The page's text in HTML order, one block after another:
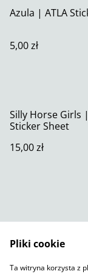
Azula | ATLA
5,00 zł
Silly Horse Girls
Sticker Sheet
15,00 zł
Pliki cookie
Ta witryna korzysta z